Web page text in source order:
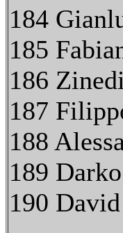
184
185
186
187
188
189
190